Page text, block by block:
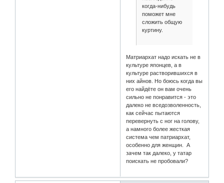
когда-нибудь
поможет мне
сложить общую
куртину.
Матриархат надо искать не в
культуре японцев, а в
культуре растворившихся в
них айнов. Но боюсь когда вы
его найдёте он вам очень
сильно не понравится - это
далеко не вседозволенность,
как сейчас пытаются
перевернуть с ног на голову,
а намного более жесткая
система чем патриархат,
особенно для женщин. А
зачем так далеко, у татар
поискать не пробовали?